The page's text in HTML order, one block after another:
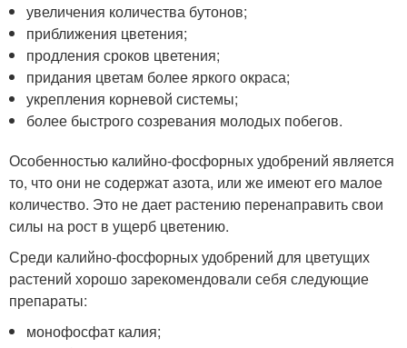
увеличения количества бутонов;
приближения цветения;
продления сроков цветения;
придания цветам более яркого окраса;
укрепления корневой системы;
более быстрого созревания молодых побегов.
Особенностью калийно-фосфорных удобрений является
то, что они не содержат азота, или же имеют его малое
количество. Это не дает растению перенаправить свои
силы на рост в ущерб цветению.
Среди калийно-фосфорных удобрений для цветущих
растений хорошо зарекомендовали себя следующие
препараты:
монофосфат калия;